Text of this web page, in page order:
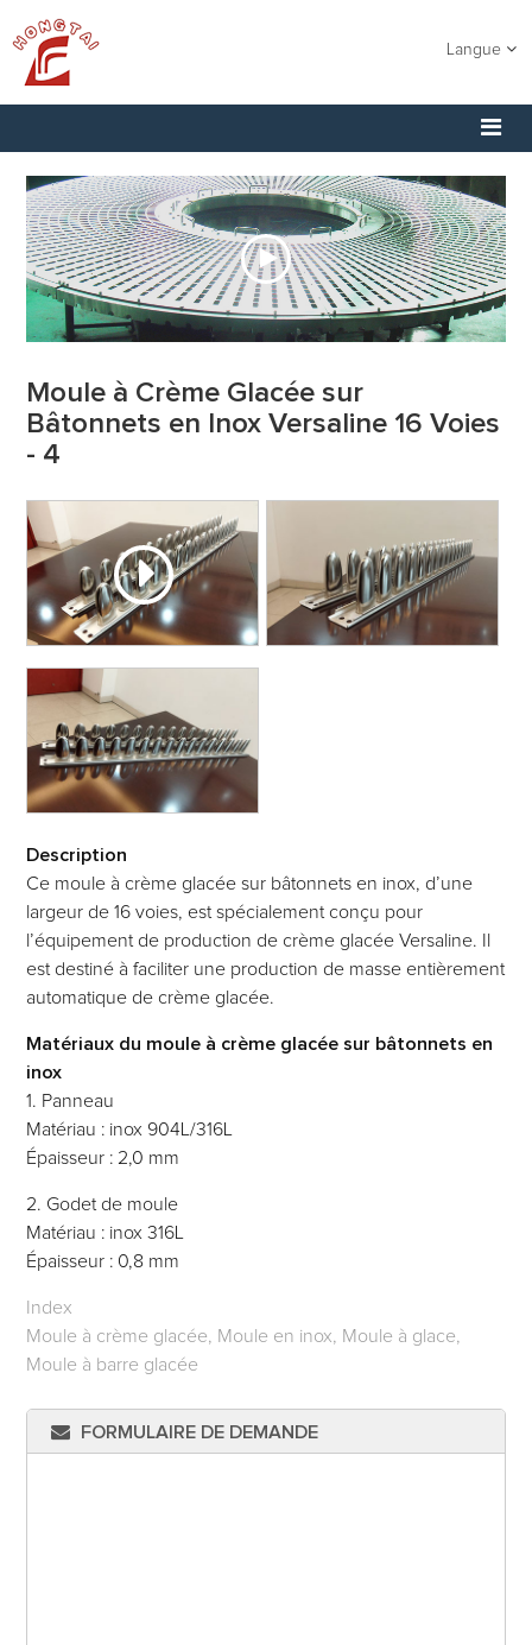
Langue
Moule à Crème Glacée sur
Bâtonnets en Inox Versaline 16 Voies
- 4
Description
Ce moule à crème glacée sur bâtonnets en inox, d’une
largeur de 16 voies, est spécialement conçu pour
l’équipement de production de crème glacée Versaline. Il
est destiné à faciliter une production de masse entièrement
automatique de crème glacée.
Matériaux du moule à crème glacée sur bâtonnets en
inox
1. Panneau
Matériau : inox 904L/316L
Épaisseur : 2,0 mm
2. Godet de moule
Matériau : inox 316L
Épaisseur : 0,8 mm
Index
Moule à crème glacée, Moule en inox, Moule à glace,
Moule à barre glacée
FORMULAIRE DE DEMANDE